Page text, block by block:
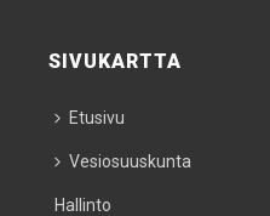
SIVUKARTTA
Etusivu
Vesiosuuskunta
Hallinto